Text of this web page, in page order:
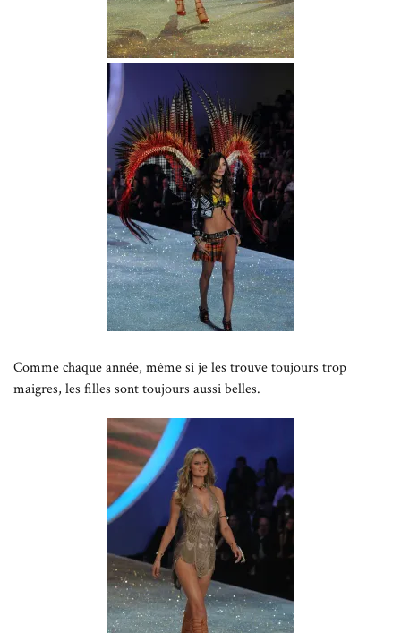
Comme chaque année, même si je les trouve toujours trop
maigres, les filles sont toujours aussi belles.